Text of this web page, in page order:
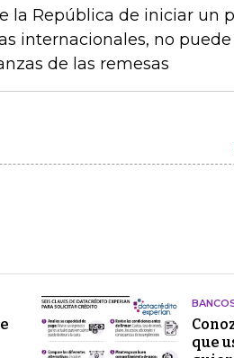
la República de iniciar un
internacionales, no
de las remesas
que